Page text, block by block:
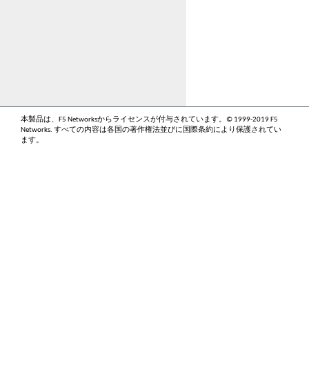
本製品は、F5 Networksからライセンスが付与されています。© 1999-2019 F5
Networks. すべての内容は各国の著作権法並びに国際条約により保護されてい
ます。